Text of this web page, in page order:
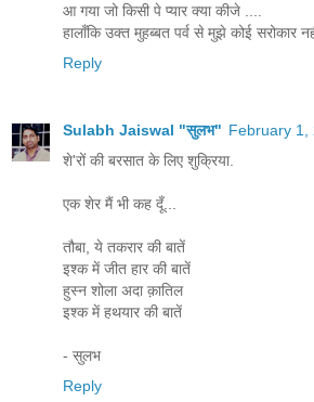
आ गया जो किसी पे प्यार क्या कीजे ....
हालाँकि उक्त मुहब्बत पर्व से मुझे कोई सरोकार
Reply
Sulabh Jaiswal "सुलभ" February 1,
शे'रों की बरसात के लिए शुक्रिया.
एक शेर मैं भी कह दूँ...
तौबा, ये तकरार की बातें
इश्क में जीत हार की बातें
हुस्न शोला अदा क़ातिल
इश्क में हथयार की बातें
- सुलभ
Reply